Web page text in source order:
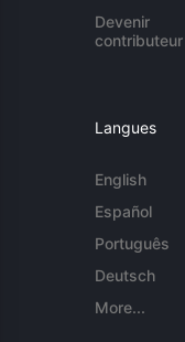
Devenir
contributeur
Langues
English
Español
Português
Deutsch
More...